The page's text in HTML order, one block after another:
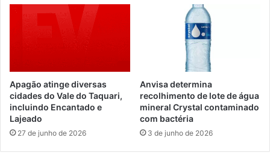
Apagão atinge diversas
cidades do Vale do Taquari,
incluindo Encantado e
Lajeado
27 de junho de 2026
Anvisa determina
recolhimento de lote de água
mineral Crystal contaminado
com bactéria
3 de junho de 2026